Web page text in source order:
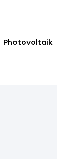
Photovoltaik